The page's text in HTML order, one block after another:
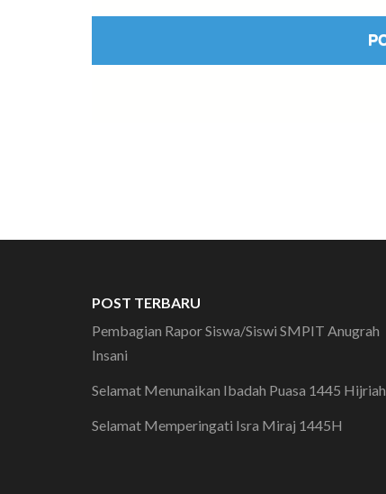
POST TERBARU
Pembagian Rapor Siswa/Siswi SMPIT Anugrah
Insani
Selamat Menunaikan Ibadah Puasa 1445 Hijriah
Selamat Memperingati Isra Miraj 1445H